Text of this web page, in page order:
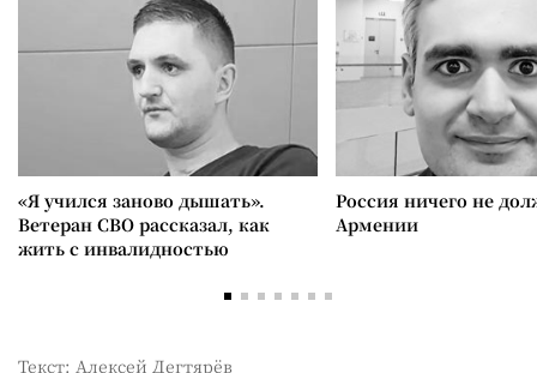
«Я учился заново дышать».
Ветеран СВО рассказал, как
жить с инвалидностью
Россия ничего не
Армении
Текст: Алексей Дегтярёв